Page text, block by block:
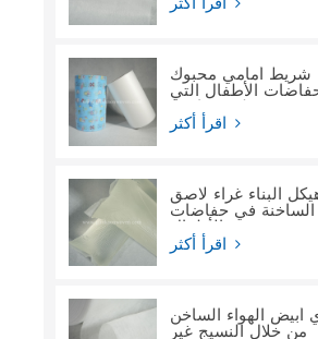
شريط أمامي محبوك
الأطفال التي
تستخدم لمرة واحدة
البناء غراء لاصق
في حفاضات
الأطفال
أبيض الهواء الساخن
من خلال النسيج غير